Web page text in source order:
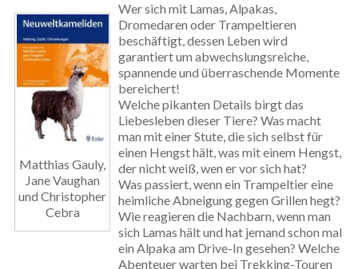
Matthias Gauly,
Jane Vaughan
und Christopher
Cebra
Wer sich mit Lamas, Alpakas,
Dromedaren oder Trampeltieren
beschäftigt, dessen Leben wird
garantiert um abwechslungsreiche,
spannende und überraschende Momente
bereichert!
Welche pikanten Details birgt das
Liebesleben dieser Tiere? Was macht
man mit einer Stute, die sich selbst für
einen Hengst hält, was mit einem Hengst,
der nicht weiß, wen er vor sich hat?
Was passiert, wenn ein Trampeltier eine
heimliche Abneigung gegen Grillen hegt?
Wie reagieren die Nachbarn, wenn man
sich Lamas hält und hat jemand schon mal
ein Alpaka am Drive-In gesehen? Welche
Abenteuer warten bei Trekking-Touren